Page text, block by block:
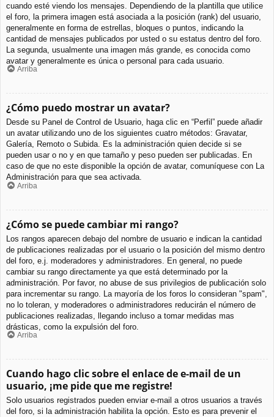
cuando esté viendo los mensajes. Dependiendo de la plantilla que utilice
el foro, la primera imagen está asociada a la posición (rank) del usuario,
generalmente en forma de estrellas, bloques o puntos, indicando la
cantidad de mensajes publicados por usted o su estatus dentro del foro.
La segunda, usualmente una imagen más grande, es conocida como
avatar y generalmente es única o personal para cada usuario.
Arriba
¿Cómo puedo mostrar un avatar?
Desde su Panel de Control de Usuario, haga clic en “Perfil” puede añadir
un avatar utilizando uno de los siguientes cuatro métodos: Gravatar,
Galería, Remoto o Subida. Es la administración quien decide si se
pueden usar o no y en que tamaño y peso pueden ser publicadas. En
caso de que no este disponible la opción de avatar, comuníquese con La
Administración para que sea activada.
Arriba
¿Cómo se puede cambiar mi rango?
Los rangos aparecen debajo del nombre de usuario e indican la cantidad
de publicaciones realizadas por el usuario o la posición del mismo dentro
del foro, e.j. moderadores y administradores. En general, no puede
cambiar su rango directamente ya que está determinado por la
administración. Por favor, no abuse de sus privilegios de publicación solo
para incrementar su rango. La mayoría de los foros lo consideran "spam",
no lo toleran, y moderadores o administradores reducirán el número de
publicaciones realizadas, llegando incluso a tomar medidas mas
drásticas, como la expulsión del foro.
Arriba
Cuando hago clic sobre el enlace de e-mail de un
usuario, ¡me pide que me registre!
Solo usuarios registrados pueden enviar e-mail a otros usuarios a través
del foro, si la administración habilita la opción. Esto es para prevenir el